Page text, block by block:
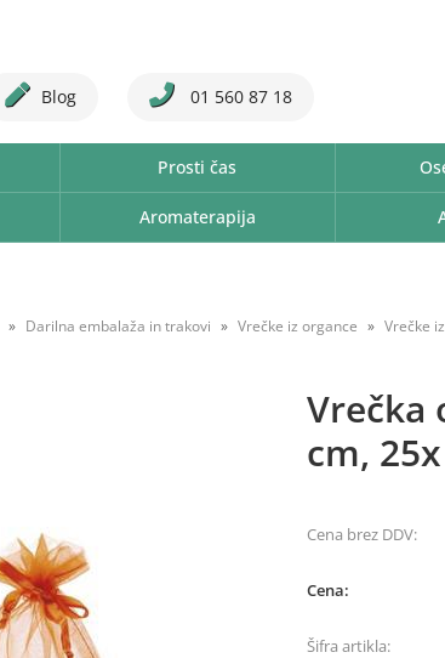
Blog 01 560 87 18
Prosti čas
Aromaterapija
Darilna embalaža in trakovi Vrečke iz organce
Vrečke
Vrečka
cm, 25x
Cena brez DDV:
Cena:
Šifra artikla: